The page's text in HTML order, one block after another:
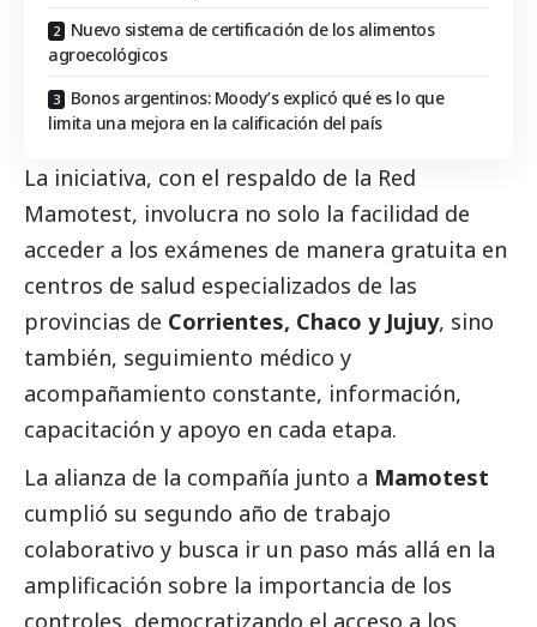
Nuevo sistema de certificación de los alimentos
agroecológicos
Bonos argentinos: Moody’s explicó qué es lo que
limita una mejora en la calificación del país
La iniciativa, con el respaldo de la Red
Mamotest, involucra no solo la facilidad de
acceder a los exámenes de manera gratuita en
centros de salud especializados de las
provincias de Corrientes, Chaco y Jujuy, sino
también, seguimiento médico y
acompañamiento constante, información,
capacitación y apoyo en cada etapa.
La alianza de la compañía junto a Mamotest
cumplió su segundo año de trabajo
colaborativo y busca ir un paso más allá en la
amplificación sobre la importancia de los